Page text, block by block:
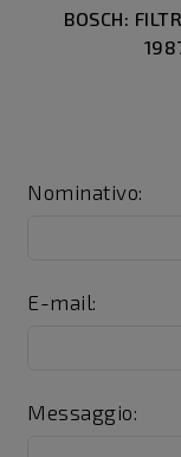
BOSCH:
Nominativo:
E-mail:
Messaggio: